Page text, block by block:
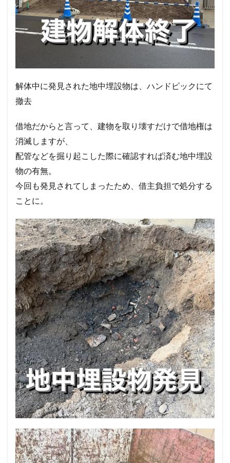
解体中に発見された地中埋設物は、ハンドピックにて
撤去
借地だからと言って、建物を取り壊すだけで借地権は
消滅しますが、
配管などを掘り起こした際に確認すれば済む地中埋設
物の有無。
今回も発見されてしまったため、借主負担で処分する
ことに。